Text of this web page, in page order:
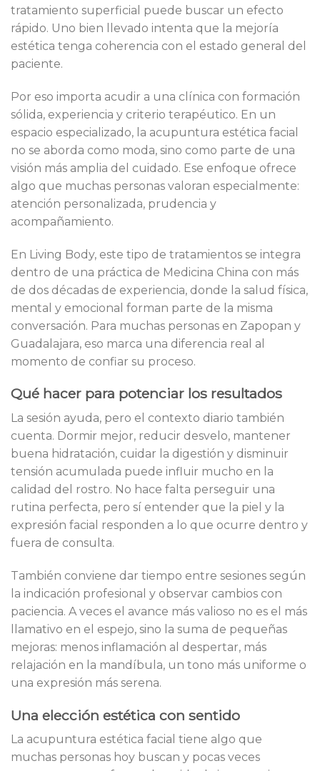
tratamiento superficial puede buscar un efecto
rápido. Uno bien llevado intenta que la mejoría
estética tenga coherencia con el estado general del
paciente.
Por eso importa acudir a una clínica con formación
sólida, experiencia y criterio terapéutico. En un
espacio especializado, la acupuntura estética facial
no se aborda como moda, sino como parte de una
visión más amplia del cuidado. Ese enfoque ofrece
algo que muchas personas valoran especialmente:
atención personalizada, prudencia y
acompañamiento.
En Living Body, este tipo de tratamientos se integra
dentro de una práctica de Medicina China con más
de dos décadas de experiencia, donde la salud física,
mental y emocional forman parte de la misma
conversación. Para muchas personas en Zapopan y
Guadalajara, eso marca una diferencia real al
momento de confiar su proceso.
Qué hacer para potenciar los resultados
La sesión ayuda, pero el contexto diario también
cuenta. Dormir mejor, reducir desvelo, mantener
buena hidratación, cuidar la digestión y disminuir
tensión acumulada puede influir mucho en la
calidad del rostro. No hace falta perseguir una
rutina perfecta, pero sí entender que la piel y la
expresión facial responden a lo que ocurre dentro y
fuera de consulta.
También conviene dar tiempo entre sesiones según
la indicación profesional y observar cambios con
paciencia. A veces el avance más valioso no es el más
llamativo en el espejo, sino la suma de pequeñas
mejoras: menos inflamación al despertar, más
relajación en la mandíbula, un tono más uniforme o
una expresión más serena.
Una elección estética con sentido
La acupuntura estética facial tiene algo que
muchas personas hoy buscan y pocas veces